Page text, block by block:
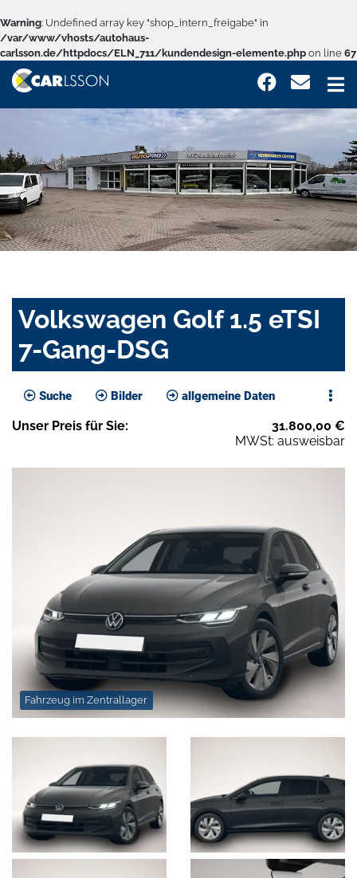
Warning: Undefined array key "shop_intern_freigabe" in
/var/www/vhosts/autohaus-
carlsson.de/httpdocs/ELN_711/kundendesign-elemente.php on line 67
Volkswagen Golf 1.5 eTSI
7-Gang-DSG
Suche Bilder allgemeine Daten
Unser Preis für Sie: 31.800,00 €
MWSt: ausweisbar
Fahrzeug im Zentrallager